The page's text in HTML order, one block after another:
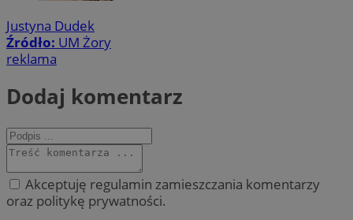
Justyna Dudek
Źródło: UM Żory
reklama
Dodaj komentarz
Akceptuję regulamin zamieszczania komentarzy
oraz politykę prywatności.